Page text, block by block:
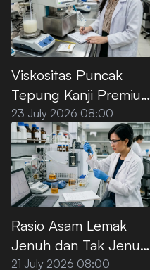
Viskositas Puncak
Tepung Kanji Premium
saat Dipanaskan di Air
23 July 2026 08:00
Rasio Asam Lemak
Jenuh dan Tak Jenuh
pada Minyak Sawit
21 July 2026 08:00